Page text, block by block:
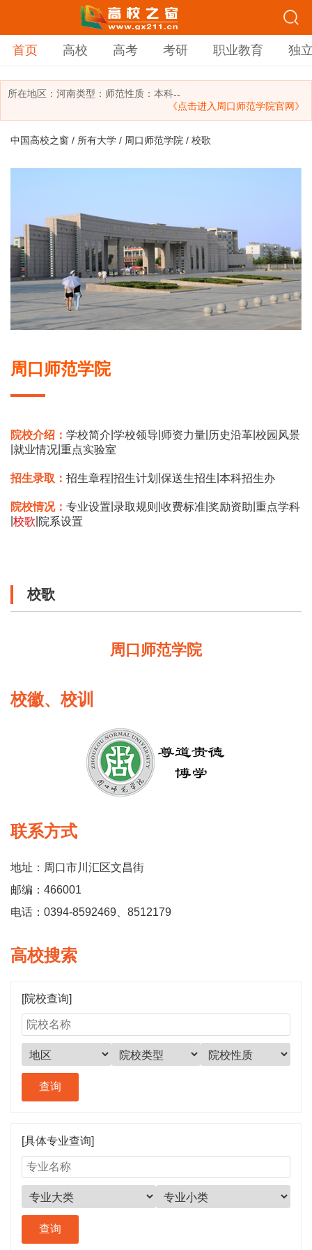
首页 高校 高考 考研 职业教育 独
所在地区： 河南类型： 师范性质：本科--
《点击进入周口师范学院官网》
中国高校之窗 / 所有大学 / 周口师范学院 / 校歌
周口师范学院
院校介绍： 学校简介 学校领导 师资力量 历史沿革 校园风景
就业情况 重点实验室
招生录取： 招生章程 招生计划 保送生招生 本科招生办
院校情况： 专业设置 录取规则 收费标准 奖励资助 重点学科
校歌 院系设置
校歌
周口师范学院
校徽、校训
联系方式
地址：周口市川汇区文昌街
邮编：466001
电话：0394-8592469、8512179
高校搜索
[院校查询]
[具体专业查询]